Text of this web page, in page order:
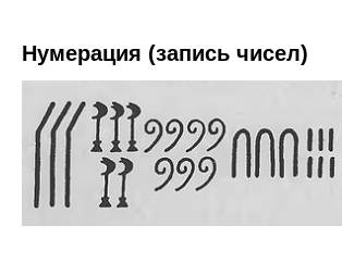
Нумерация (запись чисел)